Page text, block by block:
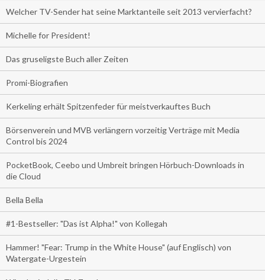
Welcher TV-Sender hat seine Marktanteile seit 2013 vervierfacht?
Michelle for President!
Das gruseligste Buch aller Zeiten
Promi-Biografien
Kerkeling erhält Spitzenfeder für meistverkauftes Buch
Börsenverein und MVB verlängern vorzeitig Verträge mit Media
Control bis 2024
PocketBook, Ceebo und Umbreit bringen Hörbuch-Downloads in
die Cloud
Bella Bella
#1-Bestseller: "Das ist Alpha!" von Kollegah
Hammer! "Fear: Trump in the White House" (auf Englisch) von
Watergate-Urgestein